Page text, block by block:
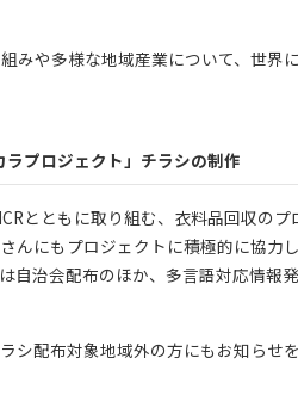
みや多様な地域産業について、世界
プロジェクト」チラシの制作
とともに取り組む、衣料品回収の
んにもプロジェクトに積極的に協力
自治会配布のほか、多言語対応情報
シ配布対象地域外の方にもお知らせ